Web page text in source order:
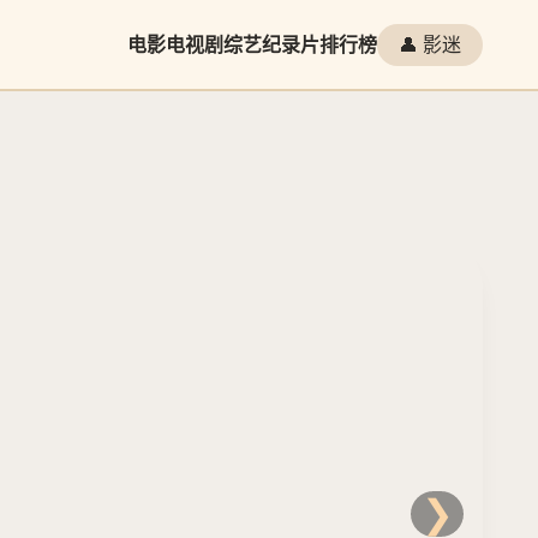
电影电视剧综艺纪录片排行榜 👤 影迷
❯